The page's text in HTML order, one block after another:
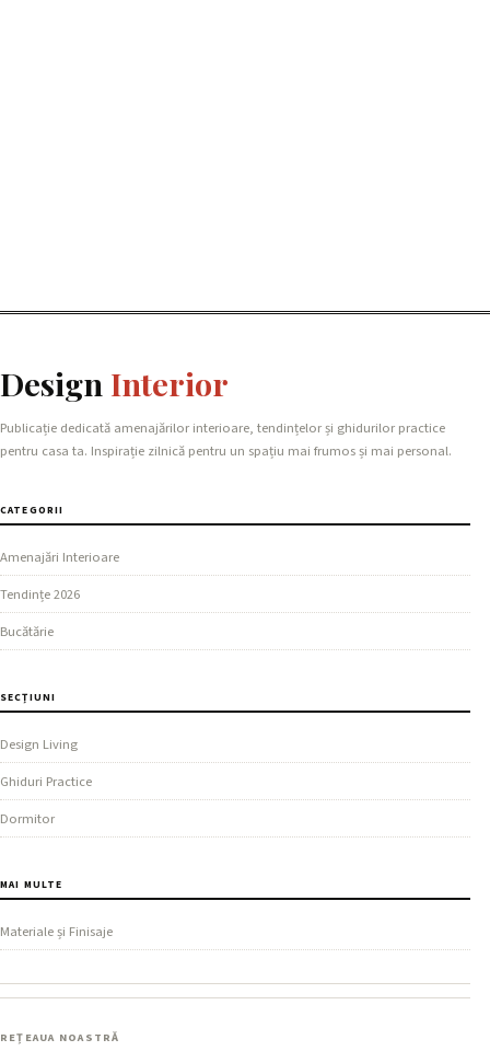
Design Interior
Publicație dedicată amenajărilor interioare, tendințelor și ghidurilor practice
pentru casa ta. Inspirație zilnică pentru un spațiu mai frumos și mai personal.
CATEGORII
Amenajări Interioare
Tendințe 2026
Bucătărie
SECȚIUNI
Design Living
Ghiduri Practice
Dormitor
MAI MULTE
Materiale și Finisaje
REȚEAUA NOASTRĂ